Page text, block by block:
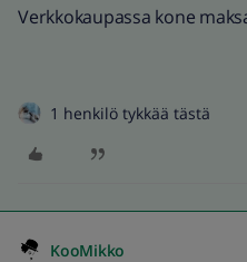
Verkkokaupassa kone
1 henkilö tykkää tästä
KooMikko